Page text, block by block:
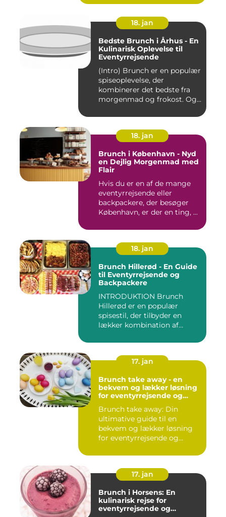
18. jan
Bedste Brunch i Århus - En
Kulinarisk Oplevelse til
Eventyrrejsende
(Intro) Brunch er en populær
spiseoplevelse, der
kombinerer det bedste fra
morgenmad og frokost. Og...
18. jan
Brunch i København - Nyd
en Dejlig Morgenmad med
Flair
Hvis du er en af de mange
eventyrrejsende eller
backpackere, der besøger
København, er der en ting, ...
18. jan
Brunch Hillerød - En Guide
til Eventyrrejsende og
Backpackere
INTRODUKTION Brunch
Hillerød er en populær
spisestil, der tilbyder en
lækker kombination af
17. jan
Brunch take away - en
bekvem og lækker løsning
for eventyrrejsende og
Brunch take away: Din
ultimative guide til en
bekvem og lækker løsning
for eventyrrejsende og
17. jan
Brunch i Horsens: En
kulinarisk rejse for
eventyrrejsende og